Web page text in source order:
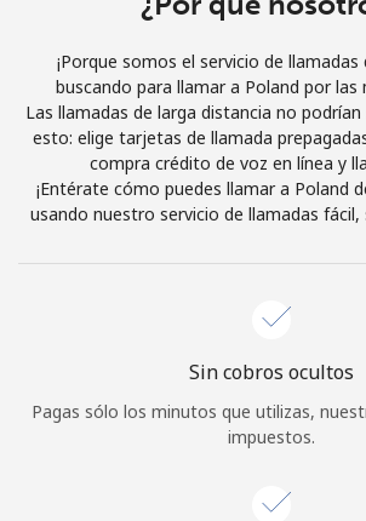
o
Continuar con
¡Porque somos el servicio de
buscando para llamar a Poland por
Las llamadas de larga distancia no
esto: elige tarjetas de llamada
compra crédito de voz en línea y
¡Entérate cómo puedes llamar a Poland
usando nuestro servicio de llamadas fácil,
Sin cobros ocultos
Pagas sólo los minutos que utilizas,
impuestos.